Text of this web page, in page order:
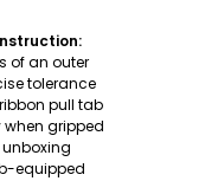
of an outer
tolerance
pull tab
gripped
equipped